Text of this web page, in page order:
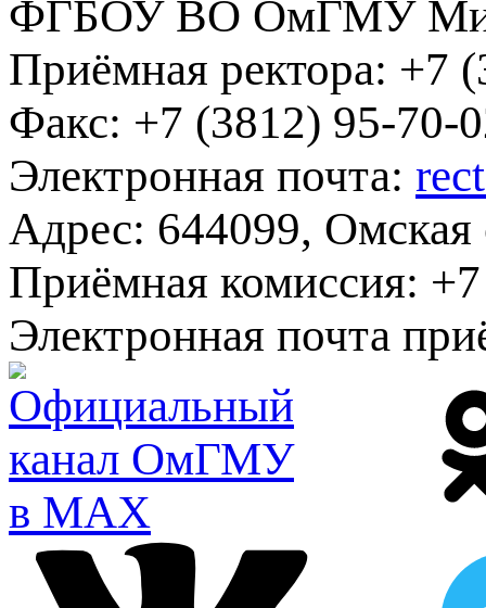
ФГБОУ ВО ОмГМУ
Приёмная ректора: +7
Факс: +7 (3812) 95-70-
Электронная почта:
Адрес: 644099, Омская
Приёмная комиссия:
Электронная почта